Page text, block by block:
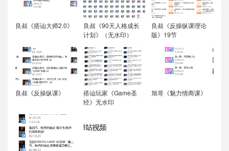
良叔《搭讪大师2.0》
良叔《90天人格成长
计划》（无水印）
良叔《反操纵课理论
版》19节
良叔《反操纵课》
搭讪玩家《Game圣
经》无水印
旭哥《魅力情商课》